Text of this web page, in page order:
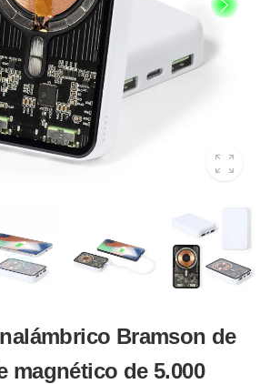
Bramson de
magnético de 5.000